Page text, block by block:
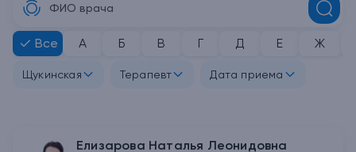
Все А Б В Г Д Е Ж
Щукинская Терапевт Дата приема
Елизарова Наталья Леонидовна